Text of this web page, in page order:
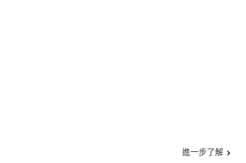
進一步了解